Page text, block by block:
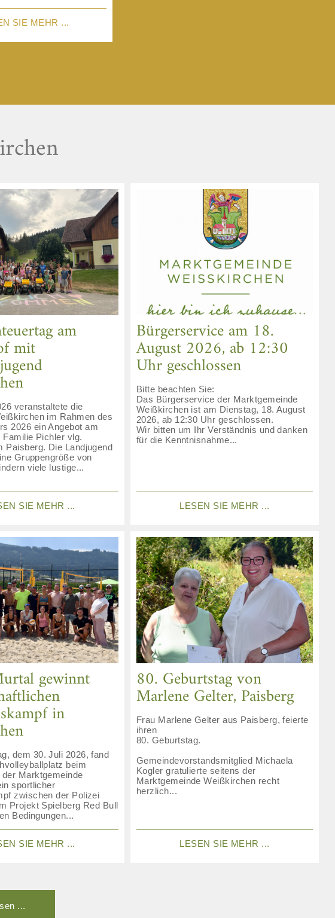
SIE MEHR ...
am
mit
veranstaltete die
im Rahmen des
2026 ein Angebot am
Familie Pichler vlg.
Paisberg. Die Landjugend
Gruppengröße von
viele lustige...
SIE MEHR ...
Bürgerservice am 18.
August 2026, ab 12:30
Uhr geschlossen
Bitte beachten Sie:
Das Bürgerservice der Marktgemeinde
Weißkirchen ist am Dienstag, 18. August
2026, ab 12:30 Uhr geschlossen.
Wir bitten um Ihr Verständnis und danken
für die Kenntnisnahme...
LESEN SIE MEHR ...
gewinnt
in
dem 30. Juli 2026, fand
beim
Marktgemeinde
sportlicher
zwischen der Polizei
Projekt Spielberg Red Bull
Bedingungen...
SIE MEHR ...
80. Geburtstag von
Marlene Gelter, Paisberg
Frau Marlene Gelter aus Paisberg, feierte
ihren
80. Geburtstag.
Gemeindevorstandsmitglied Michaela
Kogler gratulierte seitens der
Marktgemeinde Weißkirchen recht
herzlich...
LESEN SIE MEHR ...
...